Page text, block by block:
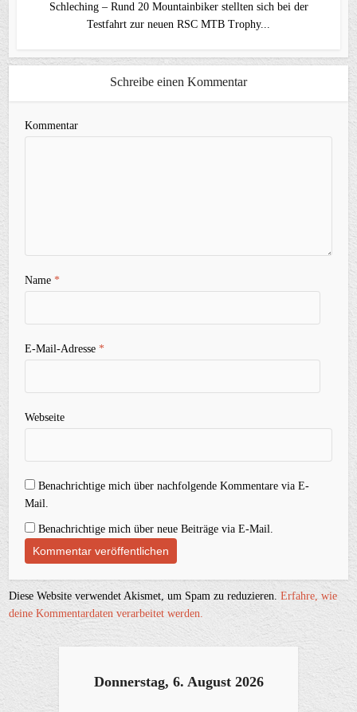
Schleching – Rund 20 Mountainbiker stellten sich bei der
Testfahrt zur neuen RSC MTB Trophy...
Schreibe einen Kommentar
Kommentar
Name*
E-Mail-Adresse*
Webseite
Benachrichtige mich über nachfolgende Kommentare via E-
Mail.
Benachrichtige mich über neue Beiträge via E-Mail.
Diese Website verwendet Akismet, um Spam zu reduzieren.Erfahre, wie
deine Kommentardaten verarbeitet werden.
Donnerstag, 6. August 2026